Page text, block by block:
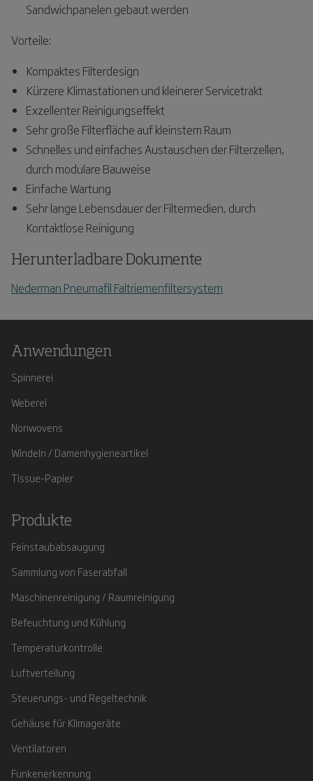
Sandwichpanelen gebaut werden
Vorteile:
Kompaktes Filterdesign
Kürzere Klimastationen und kleinerer Servicetrakt
Exzellenter Reinigungseffekt
Sehr große Filterfläche auf kleinstem Raum
Schnelles und einfaches Austauschen der Filterzellen,
durch modulare Bauweise
Einfache Wartung
Sehr lange Lebensdauer der Filtermedien, durch
Kontaktlose Reinigung
Herunterladbare Dokumente
Nederman Pneumafil Faltriemenfiltersystem
Anwendungen
Spinnerei
Weberei
Nonwovens
Windeln / Damenhygieneartikel
Tissue-Papier
Produkte
Feinstaubabsaugung
Sammlung von Faserabfall
Maschinenreinigung / Raumreinigung
Befeuchtung und Kühlung
Temperaturkontrolle
Luftverteilung
Steuerungs- und Regeltechnik
Gehäuse für Klimageräte
Ventilatoren
Funkenerkennung